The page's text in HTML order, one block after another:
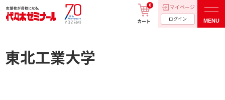
カート
0 マイページ
ログイン MENU
東北工業大学